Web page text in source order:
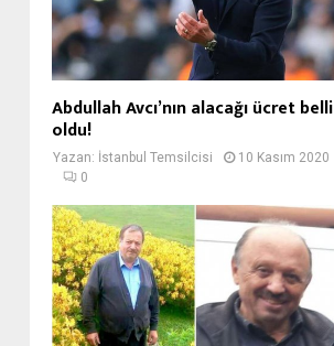
Abdullah Avcı’nın alacağı ücret belli
oldu!
Yazan: İstanbul Temsilcisi
10 Kasım 2020
0